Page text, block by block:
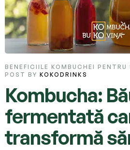
BENEFICIILE KOMBUCHEI PENTRU
POST BY KOKODRINKS
Kombucha:
fermentată
transformă